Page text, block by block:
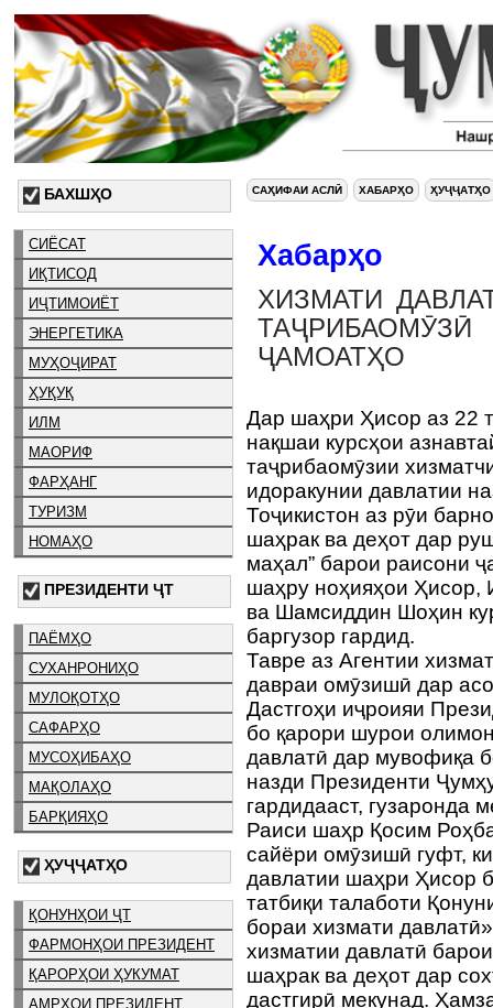
БАХШҲО
СИЁСАТ
ИҚТИСОД
ИҶТИМОИЁТ
ЭНЕРГЕТИКА
МУҲОҶИРАТ
ҲУҚУҚ
ИЛМ
МАОРИФ
ФАРҲАНГ
ТУРИЗМ
НОМАҲО
ПРЕЗИДЕНТИ ҶТ
ПАЁМҲО
СУХАНРОНИҲО
МУЛОҚОТҲО
САФАРҲО
МУСОҲИБАҲО
МАҚОЛАҲО
БАРҚИЯҲО
ҲУҶҶАТҲО
ҚОНУНҲОИ ҶТ
ФАРМОНҲОИ ПРЕЗИДЕНТ
ҚАРОРҲОИ ҲУКУМАТ
АМРҲОИ ПРЕЗИДЕНТ
САҲИФАИ АСЛӢ ХАБАРҲО ҲУҶҶАТҲО
Хабарҳо
ХИЗМАТИ
ҶАМОАТҲО
Дар шаҳри Ҳисор аз 22
нақшаи курсҳои
таҷрибаомӯзии
идоракунии давлатии
Тоҷикистон аз рӯи
шаҳрак ва деҳот дар
маҳал” барои раисони
шаҳру ноҳияҳои
ва Шамсиддин Шоҳин
баргузор гардид.
Тавре аз Агентии
давраи омӯзишӣ дар
Дастгоҳи иҷроияи
бо қарори шурои
давлатӣ дар мувофиқа
назди Президенти
гардидааст, гузаронда
Раиси шаҳр Қосим
сайёри омӯзишӣ гуфт,
давлатии шаҳри Ҳисор
татбиқи талаботи
бораи хизмати
хизматии давлатӣ
шаҳрак ва деҳот дар
дастгирӣ мекунад.